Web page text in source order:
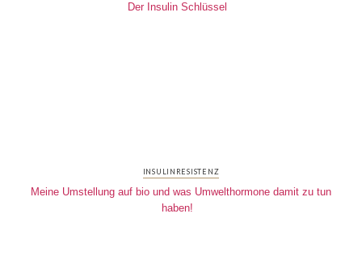
Der Insulin Schlüssel
INSULINRESISTENZ
Meine Umstellung auf bio und was Umwelthormone damit zu tun
haben!